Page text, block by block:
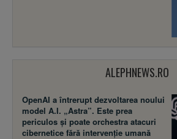
ALEPHNEWS.RO
OpenAI a întrerupt dezvoltarea noului
model A.I. „Astra”. Este prea
periculos și poate orchestra atacuri
cibernetice fără intervenție umană